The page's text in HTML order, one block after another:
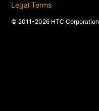
Legal Terms
© 2011-2026 HTC Corporation